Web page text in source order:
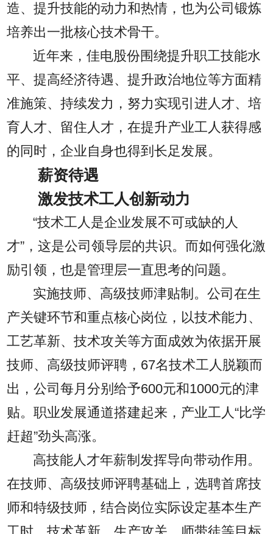
造、提升技能的动力和热情，也为公司锻炼
培养出一批核心技术骨干。
近年来，佳电股份围绕提升职工技能水
平、提高经济待遇、提升政治地位等方面精
准施策、持续发力，努力实现引进人才、培
育人才、留住人才，在提升产业工人获得感
的同时，企业自身也得到长足发展。
薪资待遇
激发技术工人创新动力
“技术工人是企业发展不可或缺的人
才”，这是公司领导层的共识。而如何强化激
励引领，也是管理层一直思考的问题。
实施技师、高级技师津贴制。公司在生
产关键环节和重点核心岗位，以技术能力、
工艺革新、技术攻关等方面成效为依据开展
技师、高级技师评聘，67名技术工人脱颖而
出，公司每月分别给予600元和1000元的津
贴。职业发展通道搭建起来，产业工人“比学
赶超”劲头高涨。
高技能人才年薪制发挥导向带动作用。
在技师、高级技师评聘基础上，选聘首席技
师和特级技师，结合岗位实际设定基本生产